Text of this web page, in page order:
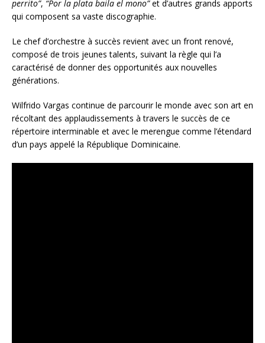
perrito”, “Por la plata baila el mono”et d’autres grands apports
qui composent sa vaste discographie.
Le chef d’orchestre à succès revient avec un front renové,
composé de trois jeunes talents, suivant la règle qui l’a
caractérisé de donner des opportunités aux nouvelles
générations.
Wilfrido Vargas continue de parcourir le monde avec son art en
récoltant des applaudissements à travers le succès de ce
répertoire interminable et avec le merengue comme l’étendard
d’un pays appelé la République Dominicaine.